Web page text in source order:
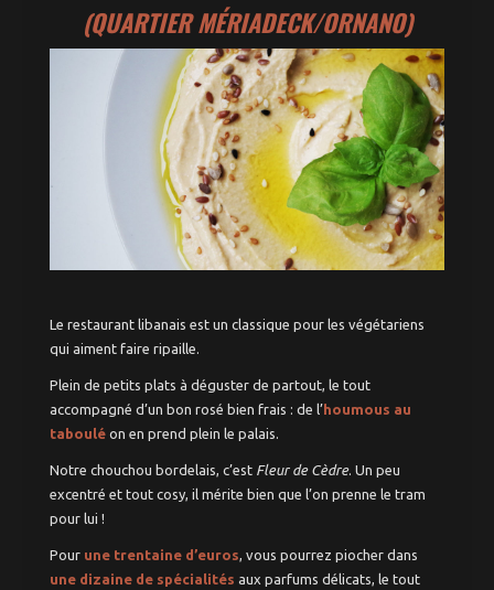
(QUARTIER MÉRIADECK/ORNANO)
Le restaurant libanais est un classique pour les végétariens
qui aiment faire ripaille.
Plein de petits plats à déguster de partout, le tout
accompagné d’un bon rosé bien frais : de l’houmous au
taboulé on en prend plein le palais.
Notre chouchou bordelais, c’est Fleur de Cèdre. Un peu
excentré et tout cosy, il mérite bien que l’on prenne le tram
pour lui !
Pour une trentaine d’euros, vous pourrez piocher dans
une dizaine de spécialités aux parfums délicats, le tout